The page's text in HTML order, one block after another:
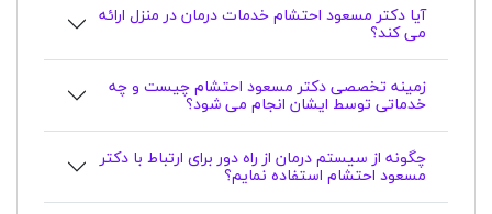
آیا دکتر مسعود احتشام خدمات درمان در منزل ارائه
می کند؟
زمینه تخصصی دکتر مسعود احتشام چیست و چه
خدماتی توسط ایشان انجام می شود؟
چگونه از سیستم درمان از راه دور برای ارتباط با دکتر
مسعود احتشام استفاده نمایم؟